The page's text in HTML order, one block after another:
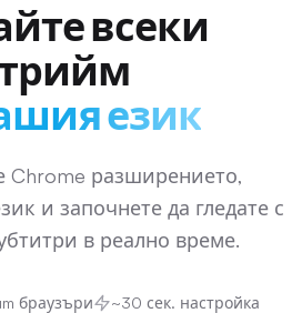
всеки
език
Chrome разширението,
и започнете да гледате с
в реално време.
браузъри
~30 сек. настройка